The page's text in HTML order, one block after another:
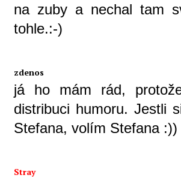
na zuby a nechal tam
tohle.:-)
zdenos
já ho mám rád,
distribuci humoru. Jestli
Stefana, volím Stefana :))
Stray